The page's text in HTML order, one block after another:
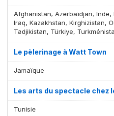
Afghanistan, Azerbaïdjan, Inde,
Iraq, Kazakhstan, Kirghizistan,
Tadjikistan, Türkiye,
Le pèlerinage à Watt Town
Jamaïque
Les arts du spectacle chez
Tunisie